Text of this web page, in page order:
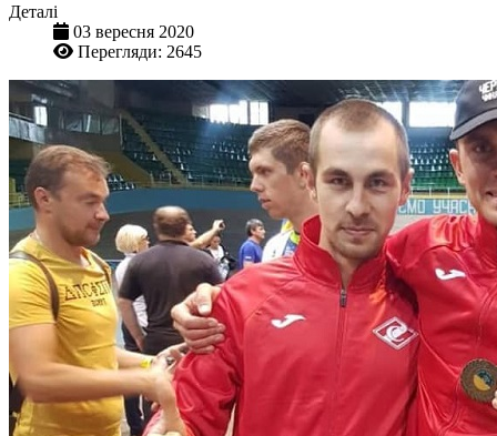
Деталі
03 вересня 2020
Перегляди: 2645